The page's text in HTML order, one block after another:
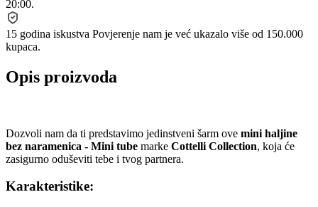
20:00.
15 godina iskustva Povjerenje nam je već ukazalo više od 150.000
kupaca.
Opis proizvoda
Dozvoli nam da ti predstavimo jedinstveni šarm ove mini haljine
bez naramenica - Mini tube marke Cottelli Collection, koja će
zasigurno oduševiti tebe i tvog partnera.
Karakteristike: